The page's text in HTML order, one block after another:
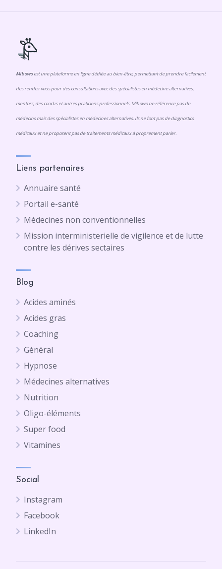
Mibowoest une plateforme en ligne dédiée au bien-être, permettant de prendre facilement
des rendez-vous pour des consultations avec des spécialistes en médecine alternatives,
mentors, des coachs et autres praticiens professionnels. Mibowo ne référence pas de
médecins mais des spécialistes en médecines alternatives. Ils ne font pas de diagnostics
médicaux et ne proposent pas de traitements médicaux à proprement parler.
Liens partenaires
Annuaire santé
Portail e-santé
Médecines non conventionnelles
Mission interministerielle de vigilence et de lutte
contre les dérives sectaires
Blog
Acides aminés
Acides gras
Coaching
Général
Hypnose
Médecines alternatives
Nutrition
Oligo-éléments
Super food
Vitamines
Social
Instagram
Facebook
LinkedIn